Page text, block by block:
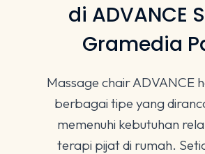
di ADVANCE
Gramedia
Massage chair ADVANCE
berbagai tipe yang
memenuhi kebutuhan
terapi pijat di rumah.